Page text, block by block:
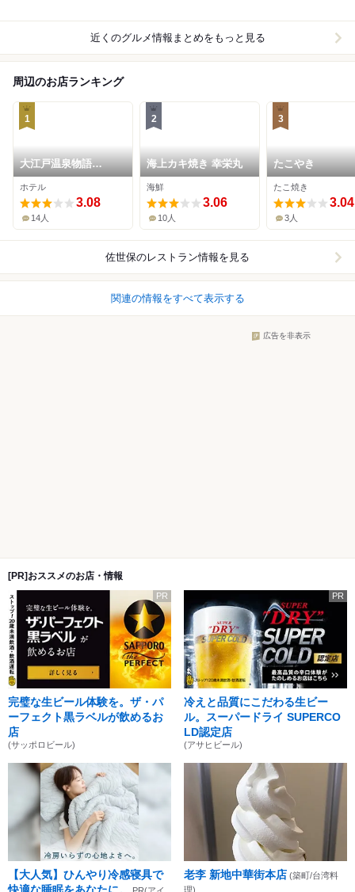
近くのグルメ情報まとめをもっと見る
周辺のお店ランキング
1
大江戸温泉物語
Premium 西海橋
ホテル
3.08
14人
2
海上カキ焼き 幸栄丸
海鮮
3.06
10人
3
たこやき
たこ焼き
3.04
3人
佐世保のレストラン情報を見る
関連の情報をすべて表示する
広告を非表示
[PR]おススメのお店・情報
PR
完璧な生ビール体験を。ザ・パ
ーフェクト黒ラベルが飲めるお
店
(サッポロビール)
PR
冷えと品質にこだわる生ビー
ル。スーパードライ SUPERCO
LD認定店
(アサヒビール)
【大人気】ひんやり冷感寝具で
快適な睡眠をあなたに。
PR(アイ
老李 新地中華街本店 (築町/台湾料
理)